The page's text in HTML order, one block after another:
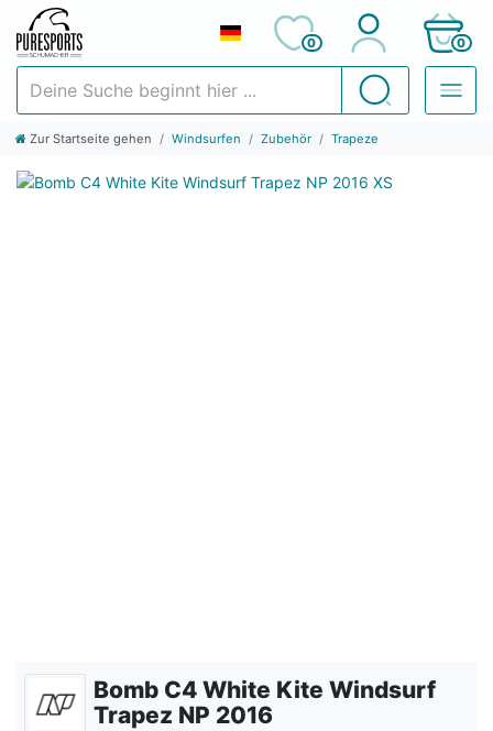
Suchen
0 0
Zur Startseite gehen Windsurfen Zubehör Trapeze
Bomb C4 White Kite Windsurf
Trapez NP 2016